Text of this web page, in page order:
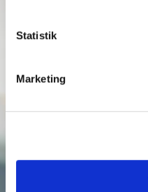
Statistik
Marketing